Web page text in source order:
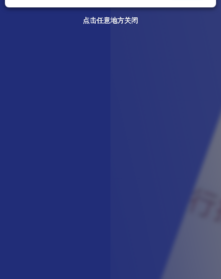
点击任意地方关闭
点击任意地方关闭
点击任意地方关闭
点击任意地方关闭